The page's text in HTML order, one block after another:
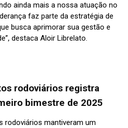
ainda mais a nossa atuação no
faz parte da estratégia de
busca aprimorar sua gestão e
destaca Aloir Librelato.
rodoviários registra
bimestre de 2025
rodoviários mantiveram um